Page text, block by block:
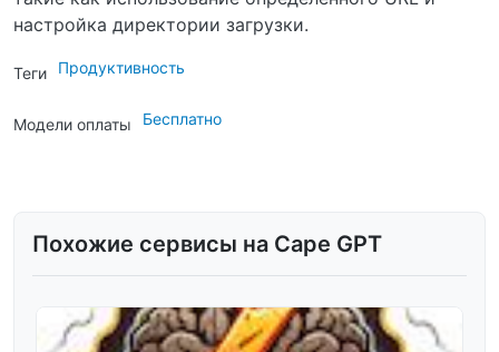
настройка директории загрузки.
Теги Продуктивность
Модели оплаты Бесплатно
Похожие сервисы на Cape GPT